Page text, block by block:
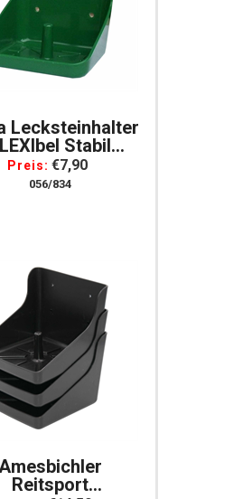
Lecksteinhalter
Stabil
Für 10 Kg
Lecksteine -
Preis: €7,90
056/834
Reitsport